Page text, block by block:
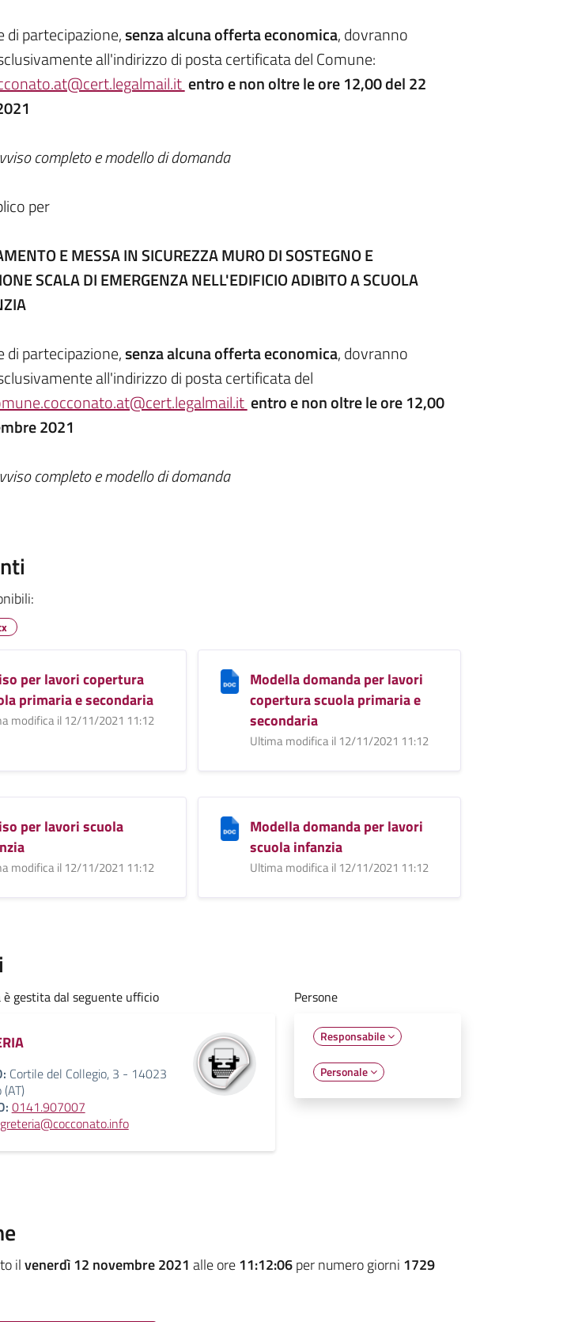
di partecipazione,senza alcuna offerta economica, dovranno
all'indirizzo di posta certificata del Comune:
entro e non oltre le ore 12,00 del 22
completo e modello di domanda
per
E MESSA IN SICUREZZA MURO DI SOSTEGNO E
SCALA DI EMERGENZA NELL'EDIFICIO ADIBITO A SCUOLA
di partecipazione,senza alcuna offerta economica, dovranno
all'indirizzo di posta certificata del
entro e non oltre le ore 12,00
2021
completo e modello di domanda
per lavori copertura
primaria e secondaria
modifica il 12/11/2021 11:12
Modella domanda per lavori
copertura scuola primaria e
secondaria
Ultima modifica il 12/11/2021 11:12
per lavori scuola
modifica il 12/11/2021 11:12
Modella domanda per lavori
scuola infanzia
Ultima modifica il 12/11/2021 11:12
è gestita dal seguente ufficio
Cortile del Collegio, 3 - 14023
0141.907007
Persone
Responsabile
Personale
ilvenerdì 12 novembre 2021 alle ore11:12:06per numero giorni 1729